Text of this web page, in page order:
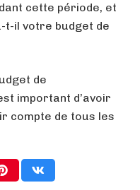
cette période, et
il votre budget de
de
important d’avoir
compte de tous les